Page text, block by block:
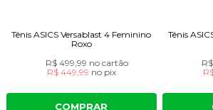
Tênis ASICS Versablast 4 Feminino
Roxo
R$ 499,99 no cartão
R$ 449,99 no pix
COMPRAR
Tênis